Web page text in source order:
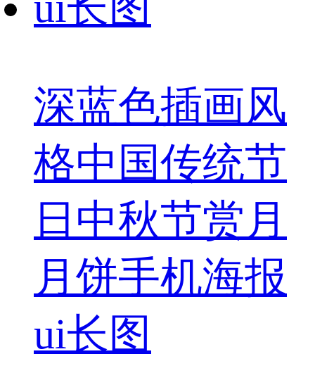
深蓝色插画风
格中国传统节
日中秋节赏月
月饼手机海报
ui长图